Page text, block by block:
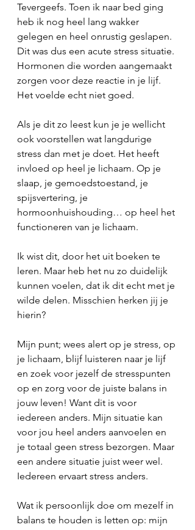
Tevergeefs. Toen ik naar bed ging
heb ik nog heel lang wakker
gelegen en heel onrustig geslapen.
Dit was dus een acute stress situatie.
Hormonen die worden aangemaakt
zorgen voor deze reactie in je lijf.
Het voelde echt niet goed.
Als je dit zo leest kun je je wellicht
ook voorstellen wat langdurige
stress dan met je doet. Het heeft
invloed op heel je lichaam. Op je
slaap, je gemoedstoestand, je
spijsvertering, je
hormoonhuishouding… op heel het
functioneren van je lichaam.
Ik wist dit, door het uit boeken te
leren. Maar heb het nu zo duidelijk
kunnen voelen, dat ik dit echt met je
wilde delen. Misschien herken jij je
hierin?
Mijn punt; wees alert op je stress, op
je lichaam, blijf luisteren naar je lijf
en zoek voor jezelf de stresspunten
op en zorg voor de juiste balans in
jouw leven! Want dit is voor
iedereen anders. Mijn situatie kan
voor jou heel anders aanvoelen en
je totaal geen stress bezorgen. Maar
een andere situatie juist weer wel.
Iedereen ervaart stress anders.
Wat ik persoonlijk doe om mezelf in
balans te houden is letten op: mijn